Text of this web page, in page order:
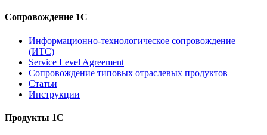
Сопровождение 1С
Информационно-технологическое сопровождение
(ИТС)
Service Level Agreement
Сопровождение типовых отраслевых продуктов
Статьи
Инструкции
Продукты 1С